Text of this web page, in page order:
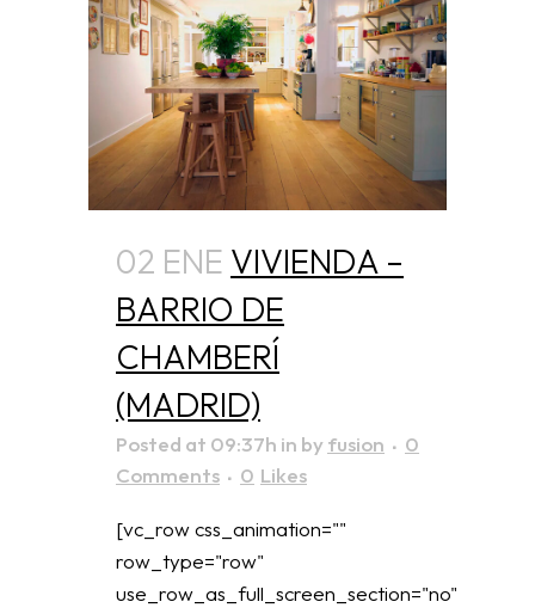
02 ENE VIVIENDA –
BARRIO DE
CHAMBERÍ
(MADRID)
Posted at 09:37h in byfusion
0
Comments
0 Likes
[vc_row css_animation=""
row_type="row"
use_row_as_full_screen_section="no"